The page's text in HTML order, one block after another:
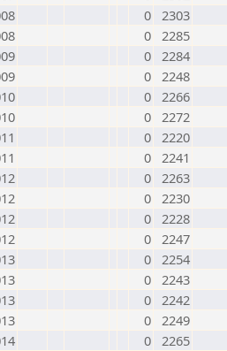
0 2303
0 2285
0 2284
0 2248
0 2266
0 2272
0 2220
0 2241
0 2263
0 2230
0 2228
0 2247
0 2254
0 2243
0 2242
0 2249
0 2265